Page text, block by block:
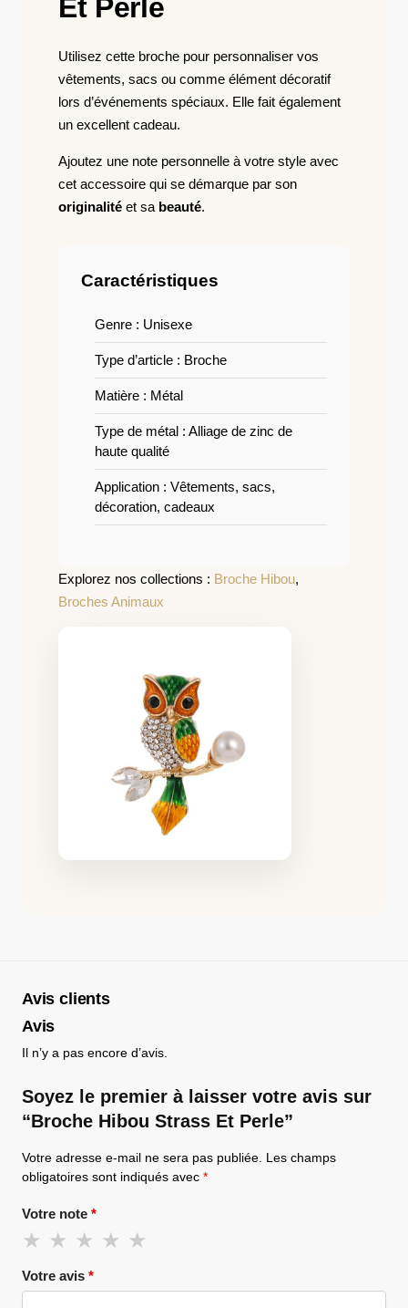
Et Perle
Utilisez cette broche pour personnaliser vos
vêtements, sacs ou comme élément décoratif
lors d’événements spéciaux. Elle fait également
un excellent cadeau.
Ajoutez une note personnelle à votre style avec
cet accessoire qui se démarque par son
originalité et sa beauté.
Caractéristiques
Genre : Unisexe
Type d’article : Broche
Matière : Métal
Type de métal : Alliage de zinc de
haute qualité
Application : Vêtements, sacs,
décoration, cadeaux
Explorez nos collections : Broche Hibou,
Broches Animaux
Avis clients
Avis
Il n’y a pas encore d’avis.
Soyez le premier à laisser votre avis sur
“Broche Hibou Strass Et Perle”
Votre adresse e-mail ne sera pas publiée. Les champs
obligatoires sont indiqués avec *
Votre note *
Votre avis *